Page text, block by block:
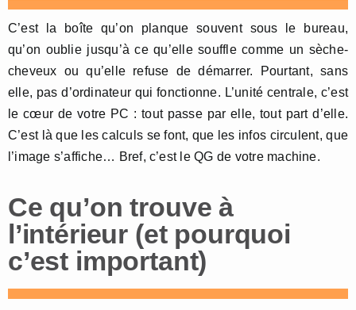
C’est la boîte qu’on planque souvent sous le bureau,
qu’on oublie jusqu’à ce qu’elle souffle comme un sèche-
cheveux ou qu’elle refuse de démarrer. Pourtant, sans
elle, pas d’ordinateur qui fonctionne. L’unité centrale, c’est
le cœur de votre PC : tout passe par elle, tout part d’elle.
C’est là que les calculs se font, que les infos circulent, que
l’image s’affiche… Bref, c’est le QG de votre machine.
Ce qu’on trouve à
l’intérieur (et pourquoi
c’est important)